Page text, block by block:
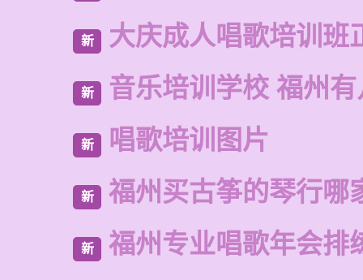
新 大庆成人唱歌培训班
新 音乐培训学校 福州
新 唱歌培训图片
新 福州买古筝的琴行哪
新 福州专业唱歌年会排